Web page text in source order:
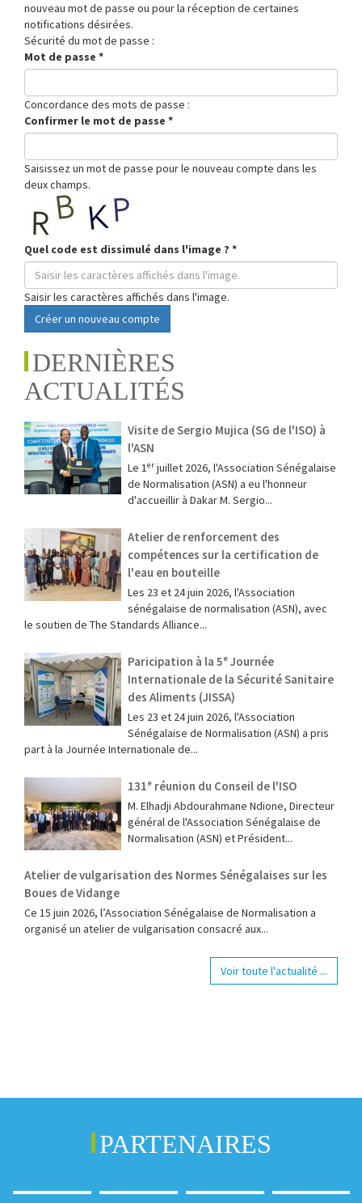
nouveau mot de passe ou pour la réception de certaines
notifications désirées.
Sécurité du mot de passe :
Mot de passe *
Concordance des mots de passe :
Confirmer le mot de passe *
Saisissez un mot de passe pour le nouveau compte dans les
deux champs.
Quel code est dissimulé dans l'image ? *
Saisir les caractères affichés dans l'image.
Créer un nouveau compte
DERNIÈRES
ACTUALITÉS
Visite de Sergio Mujica (SG de l'ISO) à
l'ASN
Le 1ᵉʳ juillet 2026, l'Association Sénégalaise
de Normalisation (ASN) a eu l'honneur
d'accueillir à Dakar M. Sergio...
Atelier de renforcement des
compétences sur la certification de
l'eau en bouteille
Les 23 et 24 juin 2026, l'Association
sénégalaise de normalisation (ASN), avec
le soutien de The Standards Alliance...
Paricipation à la 5ᵉ Journée
Internationale de la Sécurité Sanitaire
des Aliments (JISSA)
‎Les 23 et 24 juin 2026, l'Association
Sénégalaise de Normalisation (ASN) a pris
part à la Journée Internationale de...
131ᵉ réunion du Conseil de l'ISO
M. Elhadji Abdourahmane Ndione, Directeur
général de l'Association Sénégalaise de
Normalisation (ASN) et Président...
Atelier de vulgarisation des Normes Sénégalaises sur les
Boues de Vidange
Ce 15 juin 2026, l’Association Sénégalaise de Normalisation a
organisé un atelier de vulgarisation consacré aux...
Voir toute l'actualité ...
PARTENAIRES